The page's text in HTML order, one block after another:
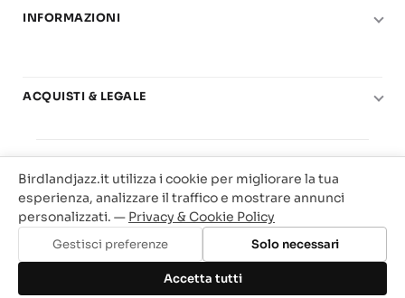
Aggiungi al carrello
Chitarra
Basi play-along
Offerte
INFORMAZIONI
Carta del Docente
ACQUISTI & LEGALE
Privacy & Cookie
Traccia il tuo ordine
Birdland Milano. P.Iva 12093700156
Web Agency Milano
Birdlandjazz.it utilizza i cookie per migliorare la tua
esperienza, analizzare il traffico e mostrare annunci
personalizzati. — Privacy & Cookie Policy
Gestisci preferenze Solo necessari
Accetta tutti